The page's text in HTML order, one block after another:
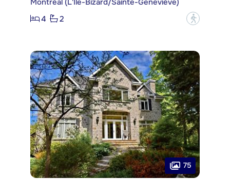
Montréal (L'Île-Bizard/Sainte-Geneviève)
4
2 ?
75